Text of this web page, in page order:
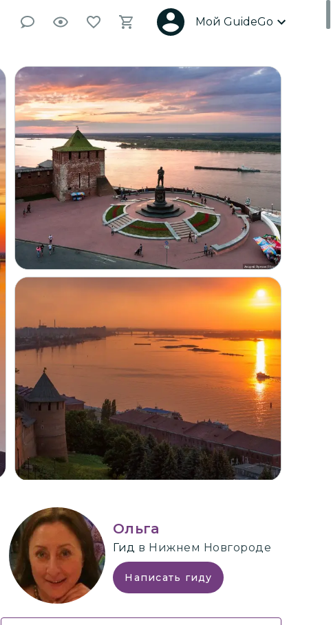
Мой GuideGo
+2 Ольга
Гид в Нижнем Новгороде
Написать гиду